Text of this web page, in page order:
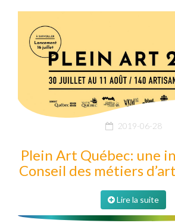
2019-06-28
Plein Art Québec: une
Conseil des métiers
Lire la suite